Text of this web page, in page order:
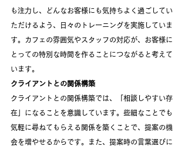
も注力し、どんなお客様にも気持ちよく過ごしてい
ただけるよう、日々のトレーニングを実施していま
す。カフェの雰囲気やスタッフの対応が、お客様に
とっての特別な時間を作ることにつながると考えて
います。
クライアントとの関係構築
クライアントとの関係構築では、「相談しやすい存
在」になることを意識しています。些細なことでも
気軽に尋ねてもらえる関係を築くことで、提案の機
会を増やせるからです。また、提案時の言葉選びに